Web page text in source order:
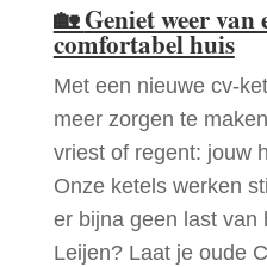
🏡Geniet weer van
comfortabel huis
Met een nieuwe cv-
meer zorgen te
vriest of regent: jouw
Onze ketels werken
er bijna geen last van
Leijen? Laat je oude